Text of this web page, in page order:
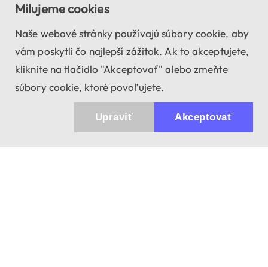
Milujeme cookies
Naše webové stránky používajú súbory cookie, aby
vám poskytli čo najlepší zážitok. Ak to akceptujete,
kliknite na tlačidlo "Akceptovať" alebo zmeňte
súbory cookie, ktoré povoľujete.
Akceptovať
Upraviť